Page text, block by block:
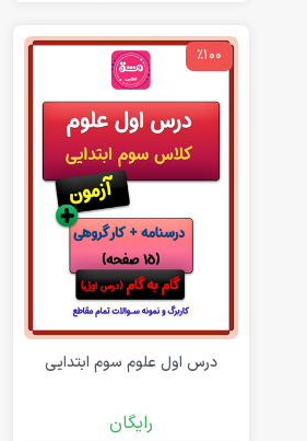
٪100
درس اول علوم سوم ابتدایی
رایگان